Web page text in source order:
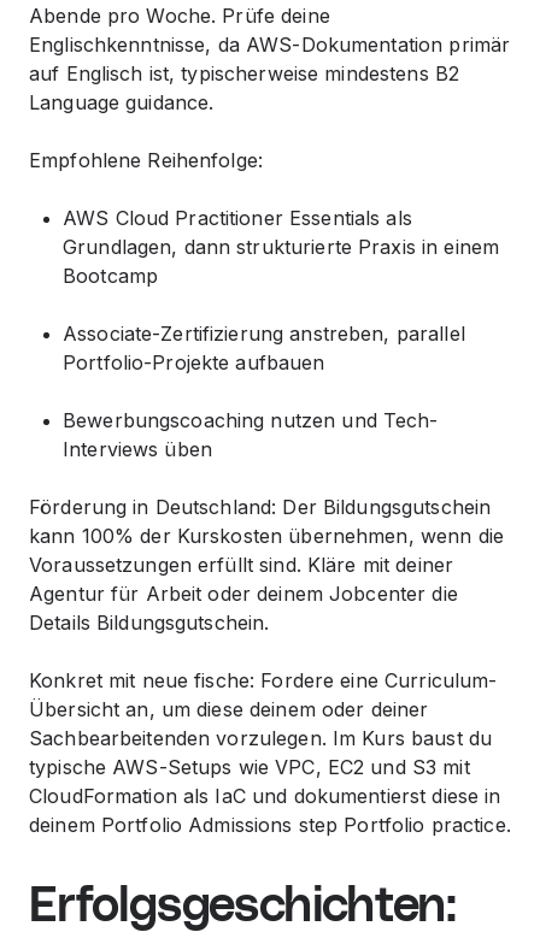
Abende pro Woche. Prüfe deine
Englischkenntnisse, da AWS-Dokumentation primär
auf Englisch ist, typischerweise mindestens B2
Language guidance.
Empfohlene Reihenfolge:
AWS Cloud Practitioner Essentials als
Grundlagen, dann strukturierte Praxis in einem
Bootcamp
Associate-Zertifizierung anstreben, parallel
Portfolio-Projekte aufbauen
Bewerbungscoaching nutzen und Tech-
Interviews üben
Förderung in Deutschland: Der Bildungsgutschein
kann 100% der Kurskosten übernehmen, wenn die
Voraussetzungen erfüllt sind. Kläre mit deiner
Agentur für Arbeit oder deinem Jobcenter die
Details Bildungsgutschein.
Konkret mit neue fische: Fordere eine Curriculum-
Übersicht an, um diese deinem oder deiner
Sachbearbeitenden vorzulegen. Im Kurs baust du
typische AWS-Setups wie VPC, EC2 und S3 mit
CloudFormation als IaC und dokumentierst diese in
deinem Portfolio Admissions step Portfolio practice.
Erfolgsgeschichten: